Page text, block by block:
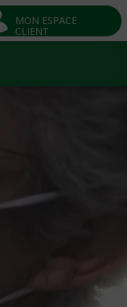
MON ESPACE
CLIENT